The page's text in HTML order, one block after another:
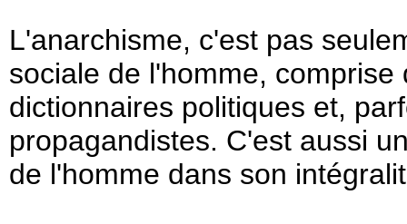
L'anarchisme, c'est pas
sociale de l'homme,
dictionnaires politiques et,
propagandistes. C'est aussi
de l'homme dans son